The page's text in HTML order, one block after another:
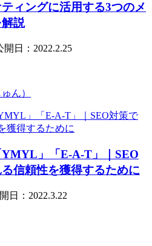
ィングに活用する3つのメ
説
開日：2022.2.25
ん）
」「E-A-T」｜SEO
信頼性を獲得するために
日：2022.3.22